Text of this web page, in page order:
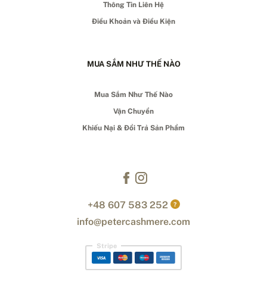
Thông Tin Liên Hệ
Điều Khoản và Điều Kiện
MUA SẮM NHƯ THẾ NÀO
Mua Sắm Như Thế Nào
Vận Chuyển
Khiếu Nại & Đổi Trả Sản Phẩm
+48 607 583 252 ?
info@petercashmere.com
Stripe